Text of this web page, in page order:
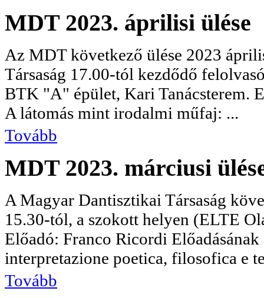
MDT 2023. áprilisi ülése
Az MDT következő ülése 2023
Társaság 17.00-tól kezdődő
BTK "A" épület, Kari Tanácsterem.
A látomás mint irodalmi műfaj: ...
Tovább
MDT 2023. márciusi
A Magyar Dantisztikai Társaság
15.30-tól, a szokott helyen (ELTE
Előadó: Franco Ricordi
interpretazione poetica, filosofica e
Tovább